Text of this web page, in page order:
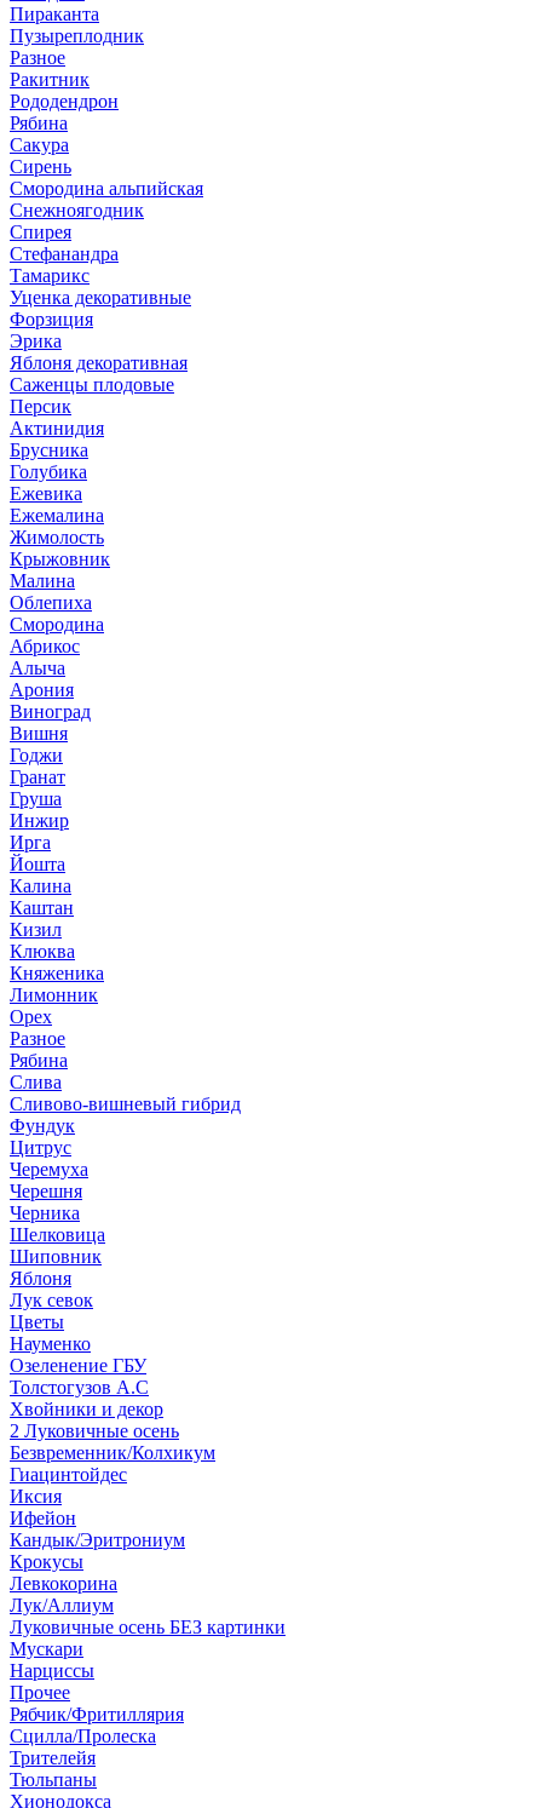
Пираканта
Пузыреплодник
Разное
Ракитник
Рододендрон
Рябина
Сакура
Сирень
Смородина альпийская
Снежноягодник
Спирея
Стефанандра
Тамарикс
Уценка декоративные
Форзиция
Эрика
Яблоня декоративная
Саженцы плодовые
Персик
Актинидия
Брусника
Голубика
Ежевика
Ежемалина
Жимолость
Крыжовник
Малина
Облепиха
Смородина
Абрикос
Алыча
Арония
Виноград
Вишня
Годжи
Гранат
Груша
Инжир
Ирга
Йошта
Калина
Каштан
Кизил
Клюква
Княженика
Лимонник
Орех
Разное
Рябина
Слива
Сливово-вишневый гибрид
Фундук
Цитрус
Черемуха
Черешня
Черника
Шелковица
Шиповник
Яблоня
Лук севок
Цветы
Науменко
Озеленение ГБУ
Толстогузов А.С
Хвойники и декор
2 Луковичные осень
Безвременник/Колхикум
Гиацинтойдес
Иксия
Ифейон
Кандык/Эритрониум
Крокусы
Левкокорина
Лук/Аллиум
Луковичные осень БЕЗ картинки
Мускари
Нарциссы
Прочее
Рябчик/Фритиллярия
Сцилла/Пролеска
Трителейя
Тюльпаны
Хионодокса